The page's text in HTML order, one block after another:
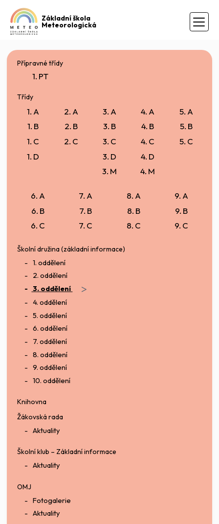
Základní škola
Meteorologická
Přípravné třídy
1. PT
Třídy
1. A
1. B
1. C
1. D
2. A
2. B
2. C
3. A
3. B
3. C
3. D
3. M
4. A
4. B
4. C
4. D
4. M
5. A
5. B
5. C
6. A
6. B
6. C
7. A
7. B
7. C
8. A
8. B
8. C
9. A
9. B
9. C
Školní družina (základní informace)
1. oddělení
2. oddělení
3. oddělení
>
4. oddělení
5. oddělení
6. oddělení
7. oddělení
8. oddělení
9. oddělení
10. oddělení
Knihovna
Žákovská rada
Aktuality
Školní klub – Základní informace
Aktuality
OMJ
Fotogalerie
Aktuality